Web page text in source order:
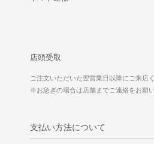
店頭受取
ご注文いただいた翌営業日以降にご来店
※お急ぎの場合は店舗までご連絡をお願
支払い方法について